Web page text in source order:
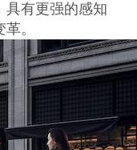
具有更强的感知
。